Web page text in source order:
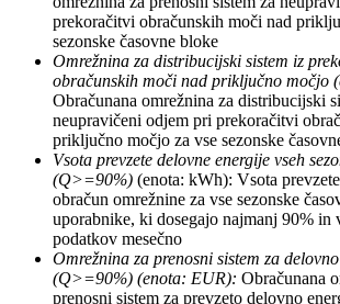
prekoračitvi obračunskih moči nad
sezonske časovne bloke
Omrežnina za distribucijski sistem iz
obračunskih moči nad priključno močjo
Obračunana omrežnina za distribucijski
neupravičeni odjem pri prekoračitvi
priključno močjo za vse sezonske
Vsota prevzete delovne energije vseh
(Q>=90%) (enota: kWh): Vsota
obračun omrežnine za vse sezonske
uporabnike, ki dosegajo najmanj 90% in
podatkov mesečno
Omrežnina za prenosni sistem za
(Q>=90%) (enota: EUR): Obračunana
prenosni sistem za prevzeto delovno